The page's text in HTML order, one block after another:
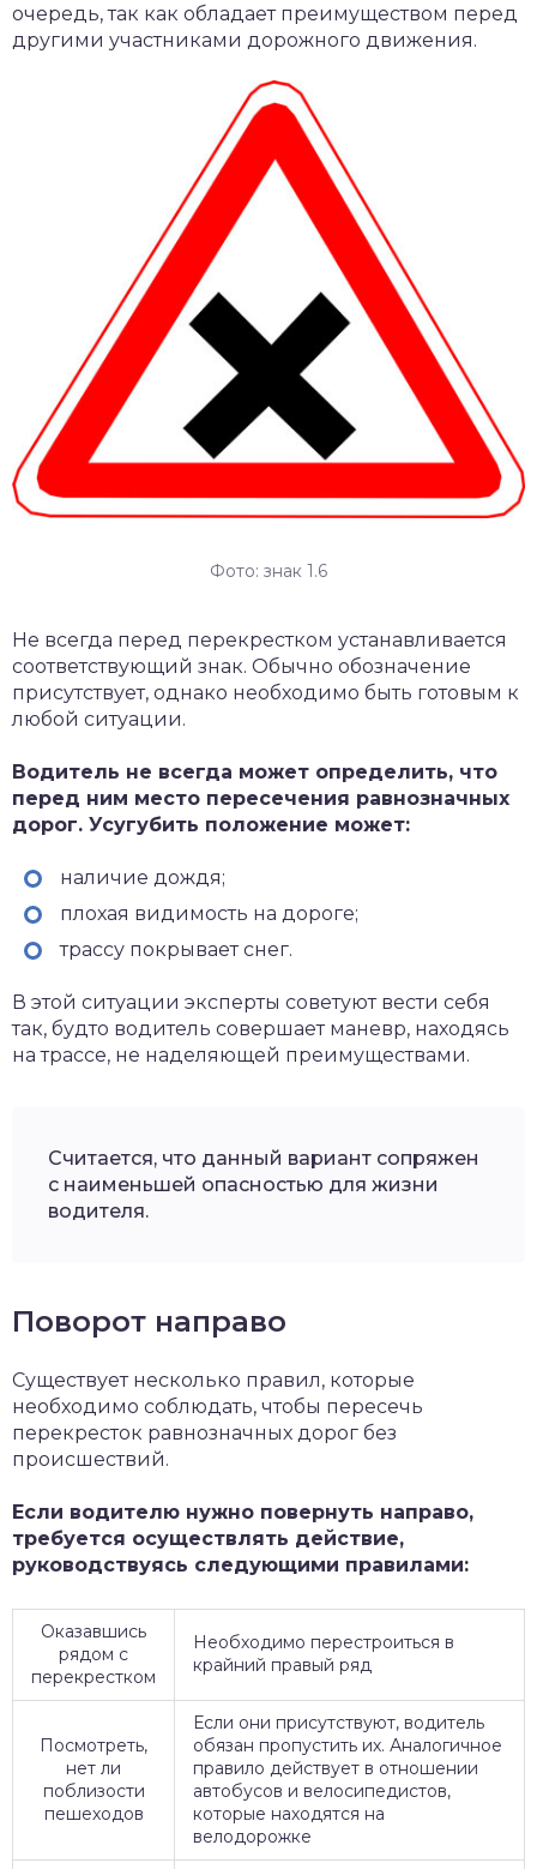
очередь, так как обладает преимуществом перед
другими участниками дорожного движения.
Фото: знак 1.6
Не всегда перед перекрестком устанавливается
соответствующий знак. Обычно обозначение
присутствует, однако необходимо быть готовым к
любой ситуации.
Водитель не всегда может определить, что
перед ним место пересечения равнозначных
дорог. Усугубить положение может:
наличие дождя;
плохая видимость на дороге;
трассу покрывает снег.
В этой ситуации эксперты советуют вести себя
так, будто водитель совершает маневр, находясь
на трассе, не наделяющей преимуществами.
Считается, что данный вариант сопряжен
с наименьшей опасностью для жизни
водителя.
Поворот направо
Существует несколько правил, которые
необходимо соблюдать, чтобы пересечь
перекресток равнозначных дорог без
происшествий.
Если водителю нужно повернуть направо,
требуется осуществлять действие,
руководствуясь следующими правилами:
Оказавшись
рядом с
перекрестком
Необходимо перестроиться в
крайний правый ряд
Посмотреть,
нет ли
поблизости
пешеходов
Если они присутствуют, водитель
обязан пропустить их. Аналогичное
правило действует в отношении
автобусов и велосипедистов,
которые находятся на
велодорожке